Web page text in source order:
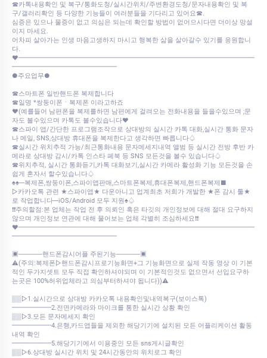
☎카톡내용확인 및 복구/통화도청/실시간위치/주변환경도청/문자내용확인 및 복
구/갤러리확인 등 다양한 기능들이 여러분들을 기다리고 있어요☎.
심증은 있으나 물증이 없고 의심은 되는데 확인할 방법이 없어으시다면 더이상 망설
이지 마세요.
어차피 살아가는 인생 마음고생하지 마시고 행복한 삶을 살아갈수 있기를 응원합니
다.
♥━━━━━━━━━━━━━━━━━━━━━━━━━━━━━━━━━━━━
━━━━━━━━━━━━━━━━
●주요업무●
☎스마트폰 일반핸드폰 복제합니다
☎일명 *쌍둥이폰ㆍ복제폰 이라고하죠
♥(예를들어 남편폰을 복제를하면 남편에게 걸려오는 전화내용을 들을수있으며 ;문
자도 볼수있으며 카톡도 볼수있습니다♥
☎스파이 앱/간단한 프로그램조작으로 상대방의 실시간 카톡 대화,실시간 통화 문자
나 메일, SNS,상대방 휴대폰을 복제한다고 생각하면 빠릅니다♤
☎실시간 위치추적 가능/최근통화내용 문자메세지내역 앨범 등 실시간 전방 후반 카
메라로 상대방 감시/카톡 인스타 페북 등 SNS 모든것을 볼수 있습니다♤
☎위치추적, 실시간 통화듣기,카톡 대화보기,실시간 카메라 활성화 기능 모든것을 손
쉽게 혼자서 할수있습니다♤
♠♠---복제폰,쌍둥이폰,스파이앱판매,스마트폰복제,휴대폰복제,핸드폰복제■
▷카카오톡 관련 ★스파이앱★ 다운아니고 업계최초 저희가 개발한 ★폰 감시 툴★
로 작업합니다---iOS/Android 모두 지원♠♤
❗❗주의할점:본 업체는 작업 전 후 의뢰인 혹은 타깃의 개인정보에 대해 절대 요구하지
않으며 개인정보 연관에 대해 물어보는 업체 각별히 조심하세요❗❗
♥━━━━━━━━━━━━━━━━━━━━━━━━━━━━━━━━━━━━
━━━━━━━━━━━━━━━━
▣─────핸드폰감시어플 주된기능─────▣
⚠️(주의:복제폰▷핸드폰감시프로기능화면+그 기능화면으로 실제 작동 영상 이 기본
적인 두가지셋트 모두 직접 확인하셔야되며 이 기본적인것도 없으면서 선입요구하
는곳은 100%허위업체라고 의심부터하셔야 됩니다))⚠️
▒▒▷1.실시간으로 상대방 카카오톡 내용확인및내역복구(보이스톡)
━━━━━━2.전면카메라와 마이크를 통한 실시간 상황 확인
▒▒▷3.모든 문자메세지 확인
━━━━━━4.은행,카드앱들을 제외한 해당기기에 설치된 모든 어플리케이션 활동
내역 확인
━━━━━━5.해당기기에서 이용중인 모든 sns게시글확인
▒▒▷6.상대방 실시간 위치 및 24시간동안의 위치로그 확인